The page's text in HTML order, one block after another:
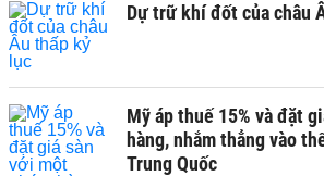
Dự trữ khí đốt của châu
Mỹ áp thuế 15% và đặt
hàng, nhắm thẳng vào
Trung Quốc